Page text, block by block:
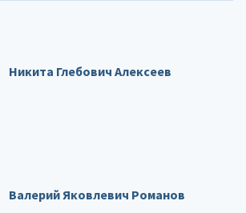
Никита Глебович Алексеев
Валерий Яковлевич Романов